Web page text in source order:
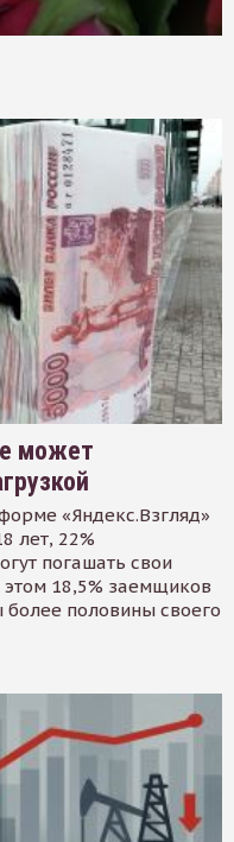
может
«Яндекс.Взгляд»
лет, 22%
погашать свои
18,5% заемщиков
половины своего